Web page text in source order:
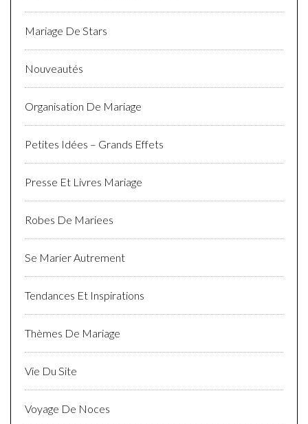
Mariage De Stars
Nouveautés
Organisation De Mariage
Petites Idées – Grands Effets
Presse Et Livres Mariage
Robes De Mariees
Se Marier Autrement
Tendances Et Inspirations
Thèmes De Mariage
Vie Du Site
Voyage De Noces